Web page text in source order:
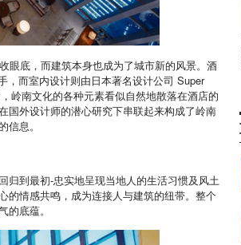
眼底，而建筑本身也成为了城市新的风景。酒
，而室内设计则由日本著名设计公司 Super
岭南文化的各种元素看似自然地散落在酒店的
国外设计师的潜心研究下串联起来构成了岭南
息。
归到最初-忠实地呈现当地人的生活习惯及风土
的情感共鸣，成为连接人与建筑的纽带。整个
底蕴。